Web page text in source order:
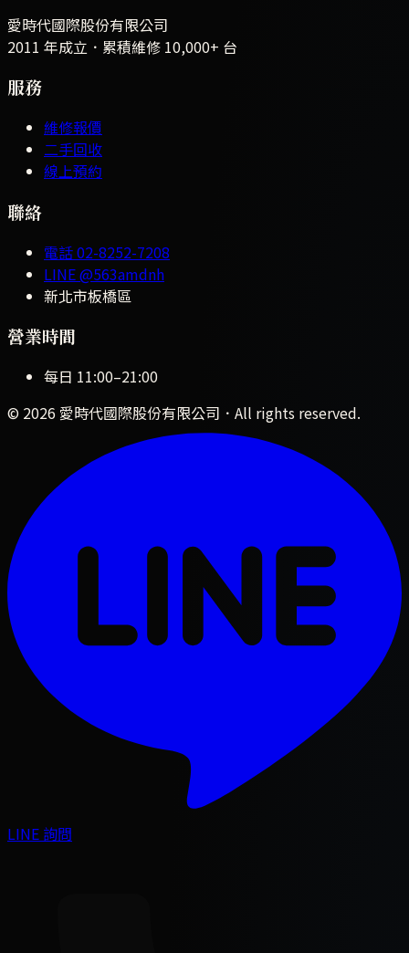
愛時代國際股份有限公司
2011 年成立．累積維修 10,000+ 台
服務
維修報價
二手回收
線上預約
聯絡
電話02-8252-7208
LINE@563amdnh
新北市板橋區
營業時間
每日 11:00–21:00
© 2026 愛時代國際股份有限公司 ．All rights reserved.
LINE 詢問